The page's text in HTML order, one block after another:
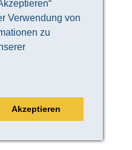
Verwendung von
zu
Akzeptieren